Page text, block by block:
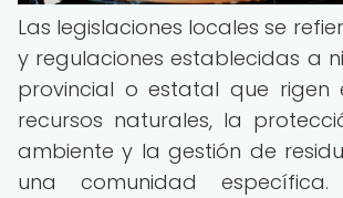
Las legislaciones locales se
y regulaciones establecidas a
provincial o estatal que rigen
recursos naturales, la
ambiente y la gestión de
una comunidad específica.